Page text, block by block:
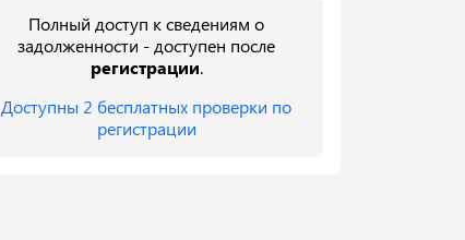
Полный доступ к сведениям о
задолженности - доступен после
регистрации.
Доступны 2 бесплатных проверки по
регистрации